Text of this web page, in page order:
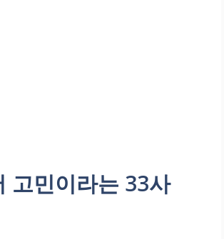
고민이라는 33사